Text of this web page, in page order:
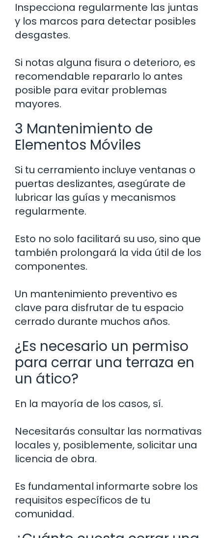
Inspecciona regularmente las juntas
y los marcos para detectar posibles
desgastes.
Si notas alguna fisura o deterioro, es
recomendable repararlo lo antes
posible para evitar problemas
mayores.
3 Mantenimiento de
Elementos Móviles
Si tu cerramiento incluye ventanas o
puertas deslizantes, asegúrate de
lubricar las guías y mecanismos
regularmente.
Esto no solo facilitará su uso, sino que
también prolongará la vida útil de los
componentes.
Un mantenimiento preventivo es
clave para disfrutar de tu espacio
cerrado durante muchos años.
¿Es necesario un permiso
para cerrar una terraza en
un ático?
En la mayoría de los casos, sí.
Necesitarás consultar las normativas
locales y, posiblemente, solicitar una
licencia de obra.
Es fundamental informarte sobre los
requisitos específicos de tu
comunidad.